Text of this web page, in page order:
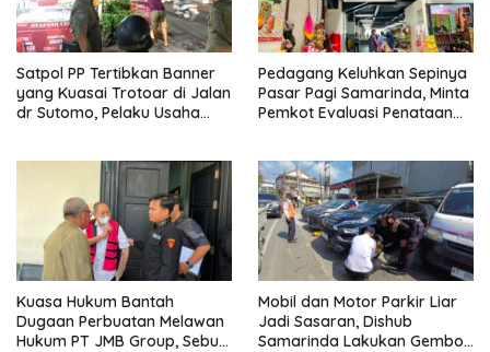
Satpol PP Tertibkan Banner
yang Kuasai Trotoar di Jalan
dr Sutomo, Pelaku Usaha
Pedagang Keluhkan Sepinya
Pasar Pagi Samarinda, Minta
Pemkot Evaluasi Penataan
Kuasa Hukum Bantah
Dugaan Perbuatan Melawan
Hukum PT JMB Group, Sebut
Mobil dan Motor Parkir Liar
Jadi Sasaran, Dishub
Samarinda Lakukan Gembok